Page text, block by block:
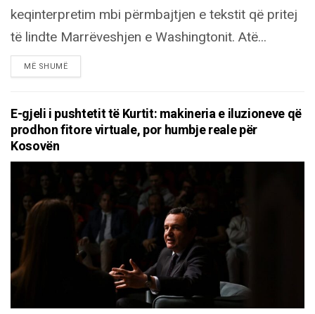
keqinterpretim mbi përmbajtjen e tekstit që pritej
të lindte Marrëveshjen e Washingtonit. Atë...
MË SHUMËDETAILS
E-gjeli i pushtetit të Kurtit: makineria e iluzioneve që
prodhon fitore virtuale, por humbje reale për
Kosovën